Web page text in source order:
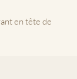
en tête de